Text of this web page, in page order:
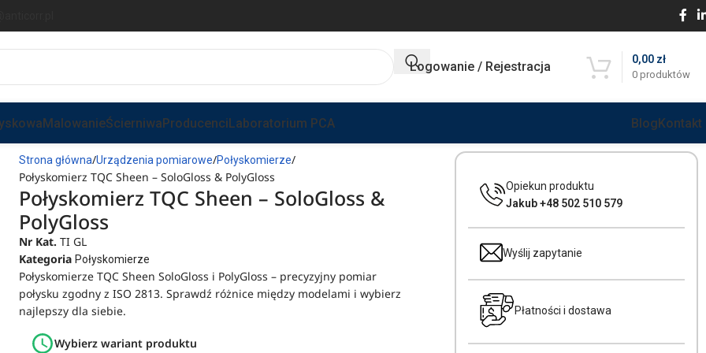
Logowanie / Rejestracja
0 produktów
0,00 zł
MalowanieŚcierniwaProducenciLaboratorium PCA BlogKontakt
Strona główna Urządzenia pomiarowe Połyskomierze
Połyskomierz TQC Sheen – SoloGloss & PolyGloss
Połyskomierz TQC Sheen – SoloGloss &
PolyGloss
Nr Kat. TI GL
Kategoria Połyskomierze
Połyskomierze TQC Sheen SoloGloss i PolyGloss – precyzyjny pomiar
połysku zgodny z ISO 2813. Sprawdź różnice między modelami i wybierz
najlepszy dla siebie.
Wybierz wariant produktu
Opiekun produktu
Jakub +48 502 510 579
Wyślij zapytanie
Płatności i dostawa